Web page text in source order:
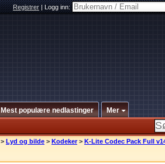
Registrer|Logg inn:
Mest populære nedlastinger Mer
> Lyd og bilde > Kodeker > K-Lite Codec Pack Full